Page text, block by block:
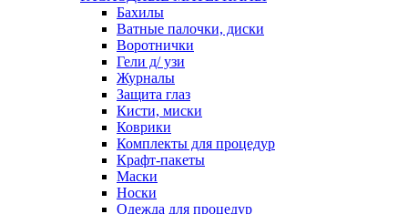
Бахилы
Ватные палочки, диски
Воротнички
Гели д/ узи
Журналы
Защита глаз
Кисти, миски
Коврики
Комплекты для процедур
Крафт-пакеты
Маски
Носки
Одежда для процедур